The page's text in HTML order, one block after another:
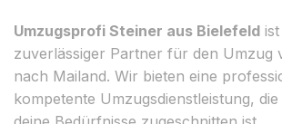
Umzugsprofi Steiner aus Bielefeld
zuverlässiger Partner für den Umzug
nach Mailand. Wir bieten eine
kompetente Umzugsdienstleistung,